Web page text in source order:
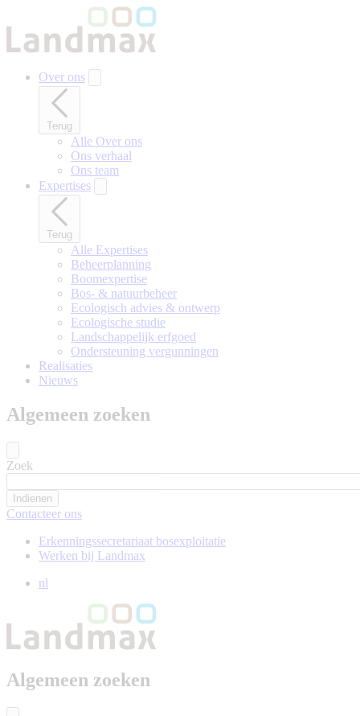
hoofdinhoud
gaan
Over ons
Terug
Alle Over ons
Ons verhaal
Ons team
Expertises
Terug
Alle Expertises
Beheerplanning
Boomexpertise
Bos- & natuurbeheer
Ecologisch advies & ontwerp
Ecologische studie
Landschappelijk erfgoed
Ondersteuning vergunningen
Realisaties
Nieuws
Algemeen zoeken
Zoek
Contacteer ons
Erkenningssecretariaat bosexploitatie
Werken bij Landmax
nl
Algemeen zoeken